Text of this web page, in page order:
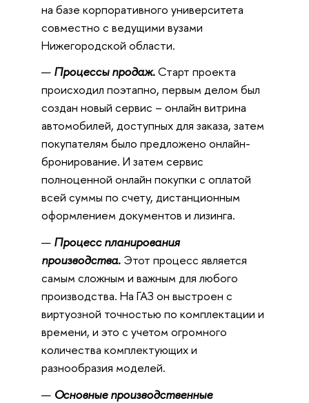
на базе корпоративного университета
совместно с ведущими вузами
Нижегородской области.
Процессы продаж.Старт проекта
происходил поэтапно, первым делом был
создан новый сервис – онлайн витрина
автомобилей, доступных для заказа, затем
покупателям было предложено онлайн-
бронирование. И затем сервис
полноценной онлайн покупки с оплатой
всей суммы по счету, дистанционным
оформлением документов и лизинга.
Процесс планирования
производства. Этот процесс является
самым сложным и важным для любого
производства. На ГАЗ он выстроен с
виртуозной точностью по комплектации и
времени, и это с учетом огромного
количества комплектующих и
разнообразия моделей.
Основные производственные